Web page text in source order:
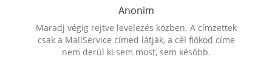
Anonim
Maradj végig rejtve levelezés közben. A címzettek
csak a MailService címed látják, a cél fiókod címe
nem derül ki sem most, sem később.